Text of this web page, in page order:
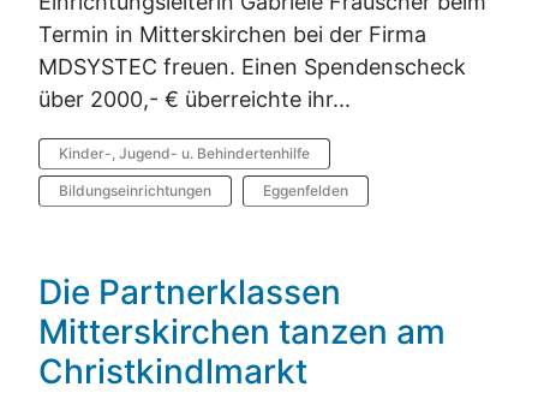
Termin in Mitterskirchen bei der Firma
MDSYSTEC freuen. Einen Spendenscheck
über 2000,- € überreichte ihr...
Kinder-, Jugend- u. Behindertenhilfe
Bildungseinrichtungen Eggenfelden
Die Partnerklassen
Mitterskirchen tanzen am
Christkindlmarkt